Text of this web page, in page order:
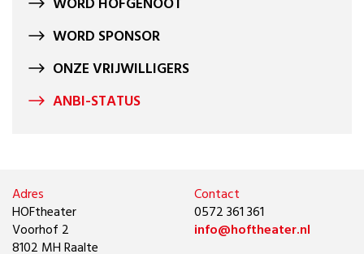
WORD SPONSOR
ONZE VRIJWILLIGERS
ANBI-STATUS
Adres
HOFtheater
Voorhof 2
8102 MH Raalte
Contact
0572 361 361
info@hoftheater.nl